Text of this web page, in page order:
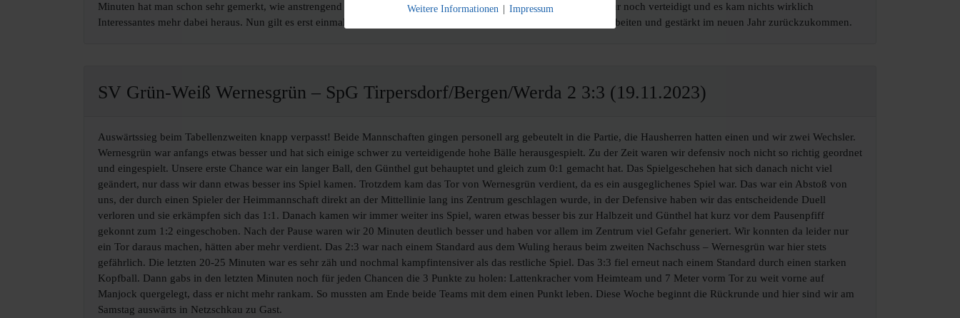
Minuten hat man schon sehr gemerkt, wie anstrengend der Untergrund das Spiel macht - es wurde so gut wie fast nur noch verteidigt und es kam nichts wirklich
Interessantes mehr dabei heraus. Nun gilt es erst einmal alle Verletzungen auskurieren, in der Winterpause hart zu arbeiten und gestärkt im neuen Jahr zurückzukommen.
SV Grün-Weiß Wernesgrün – SpG Tirpersdorf/Bergen/Werda 2 3:3 (19.11.2023)
Auswärtssieg beim Tabellenzweiten knapp verpasst! Beide Mannschaften gingen personell arg gebeutelt in die Partie, die Hausherren hatten einen und wir zwei Wechsler.
Wernesgrün war anfangs etwas besser und hat sich einige schwer zu verteidigende hohe Bälle herausgespielt. Zu der Zeit waren wir defensiv noch nicht so richtig geordnet
und eingespielt. Unsere erste Chance war ein langer Ball, den Günthel gut behauptet und gleich zum 0:1 gemacht hat. Das Spielgeschehen hat sich danach nicht viel
geändert, nur dass wir dann etwas besser ins Spiel kamen. Trotzdem kam das Tor von Wernesgrün verdient, da es ein ausgeglichenes Spiel war. Das war ein Abstoß von
uns, der durch einen Spieler der Heimmannschaft direkt an der Mittellinie lang ins Zentrum geschlagen wurde, in der Defensive haben wir das entscheidende Duell
verloren und sie erkämpfen sich das 1:1. Danach kamen wir immer weiter ins Spiel, waren etwas besser bis zur Halbzeit und Günthel hat kurz vor dem Pausenpfiff
gekonnt zum 1:2 eingeschoben. Nach der Pause waren wir 20 Minuten deutlich besser und haben vor allem im Zentrum viel Gefahr generiert. Wir konnten da leider nur
ein Tor daraus machen, hätten aber mehr verdient. Das 2:3 war nach einem Standard aus dem Wuling heraus beim zweiten Nachschuss – Wernesgrün war hier stets
gefährlich. Die letzten 20-25 Minuten war es sehr zäh und nochmal kampfintensiver als das restliche Spiel. Das 3:3 fiel erneut nach einem Standard durch einen starken
Kopfball. Dann gabs in den letzten Minuten noch für jeden Chancen die 3 Punkte zu holen: Lattenkracher vom Heimteam und 7 Meter vorm Tor zu weit vorne auf
Manjock quergelegt, dass er nicht mehr rankam. So mussten am Ende beide Teams mit dem einen Punkt leben. Diese Woche beginnt die Rückrunde und hier sind wir am
Samstag auswärts in Netzschkau zu Gast.
Weitere Informationen Impressum